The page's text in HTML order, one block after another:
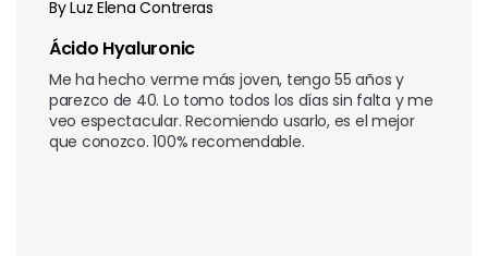
By Luz Elena Contreras
Ácido Hyaluronic
Me ha hecho verme más joven, tengo 55 años y
parezco de 40. Lo tomo todos los días sin falta y me
veo espectacular. Recomiendo usarlo, es el mejor
que conozco. 100% recomendable.